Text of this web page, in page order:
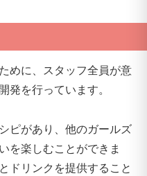
めに、スタッフ全員が意
発を行っています。
ピがあり、他のガールズ
を楽しむことができま
ドリンクを提供すること